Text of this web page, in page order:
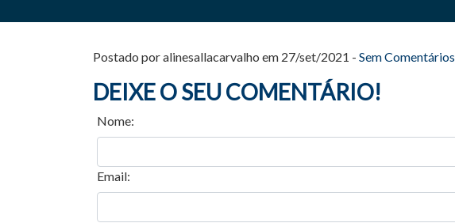
Postado por alinesallacarvalho em 27/set/2021 - Sem Comentários
DEIXE O SEU COMENTÁRIO!
Nome:
Email: